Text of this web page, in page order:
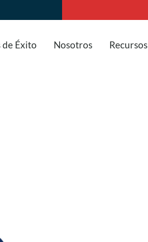
de Éxito Nosotros Recursos